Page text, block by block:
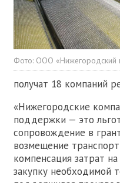
Фото: ООО «Нижегородский
получат 18 компаний
«Нижегородские
поддержки — это
сопровождение в
возмещение
компенсация затрат
закупку необходимой